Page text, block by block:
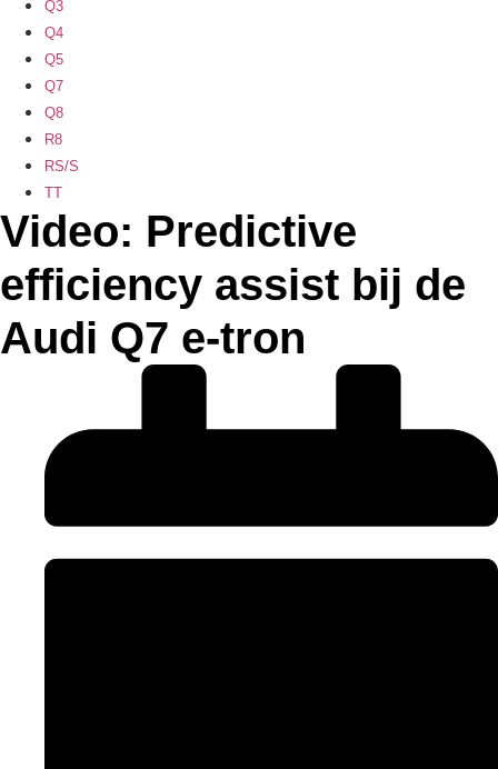
Q3
Q4
Q5
Q7
Q8
R8
RS/S
TT
Video: Predictive
efficiency assist bij de
Audi Q7 e-tron